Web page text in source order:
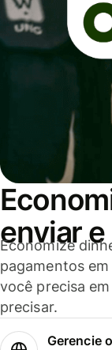
enviar
Economize
pagamentos
você precisa
precisar.
Gerencie